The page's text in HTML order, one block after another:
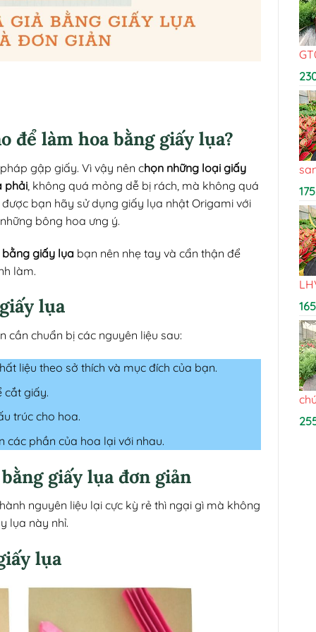
để làm hoa bằng giấy lụa?
gập giấy. Vì vậy nên chọn những loại giấy
phải , không quá mỏng dễ bị rách, mà không quá
bạn hãy sử dụng giấy lụa nhật Origami với
bông hoa ưng ý.
giấy lụa bạn nên nhẹ tay và cẩn thận để
làm.
lụa
chuẩn bị các nguyên liệu sau:
liệu theo sở thích và mục đích của bạn.
cắt giấy.
trúc cho hoa.
các phần của hoa lại với nhau.
giấy lụa đơn giản
nguyên liệu lại cực kỳ rẻ thì ngại gì mà không
lụa này nhỉ.
lụa